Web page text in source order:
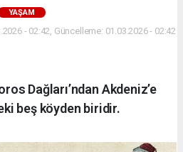
YAŞAM
- 02:42, Güncelleme: 01.03.2026 - 02:42
Dağları’ndan Akdeniz’e
beş köyden biridir.